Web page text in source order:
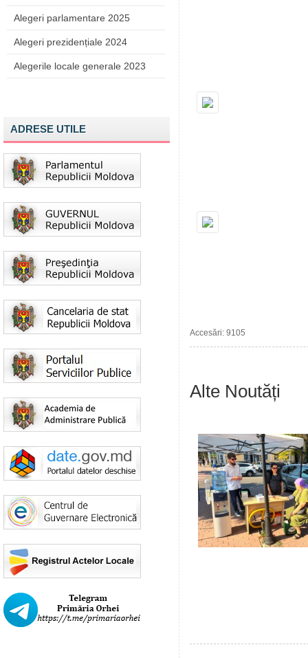
Alegeri parlamentare 2025
Alegeri prezidențiale 2024
Alegerile locale generale 2023
ADRESE UTILE
Accesări: 9105
Alte Noutăți